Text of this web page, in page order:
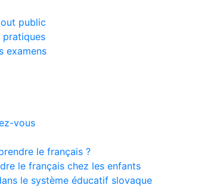
public
pratiques
examens
vous
le français ?
le français chez les enfants
le système éducatif slovaque